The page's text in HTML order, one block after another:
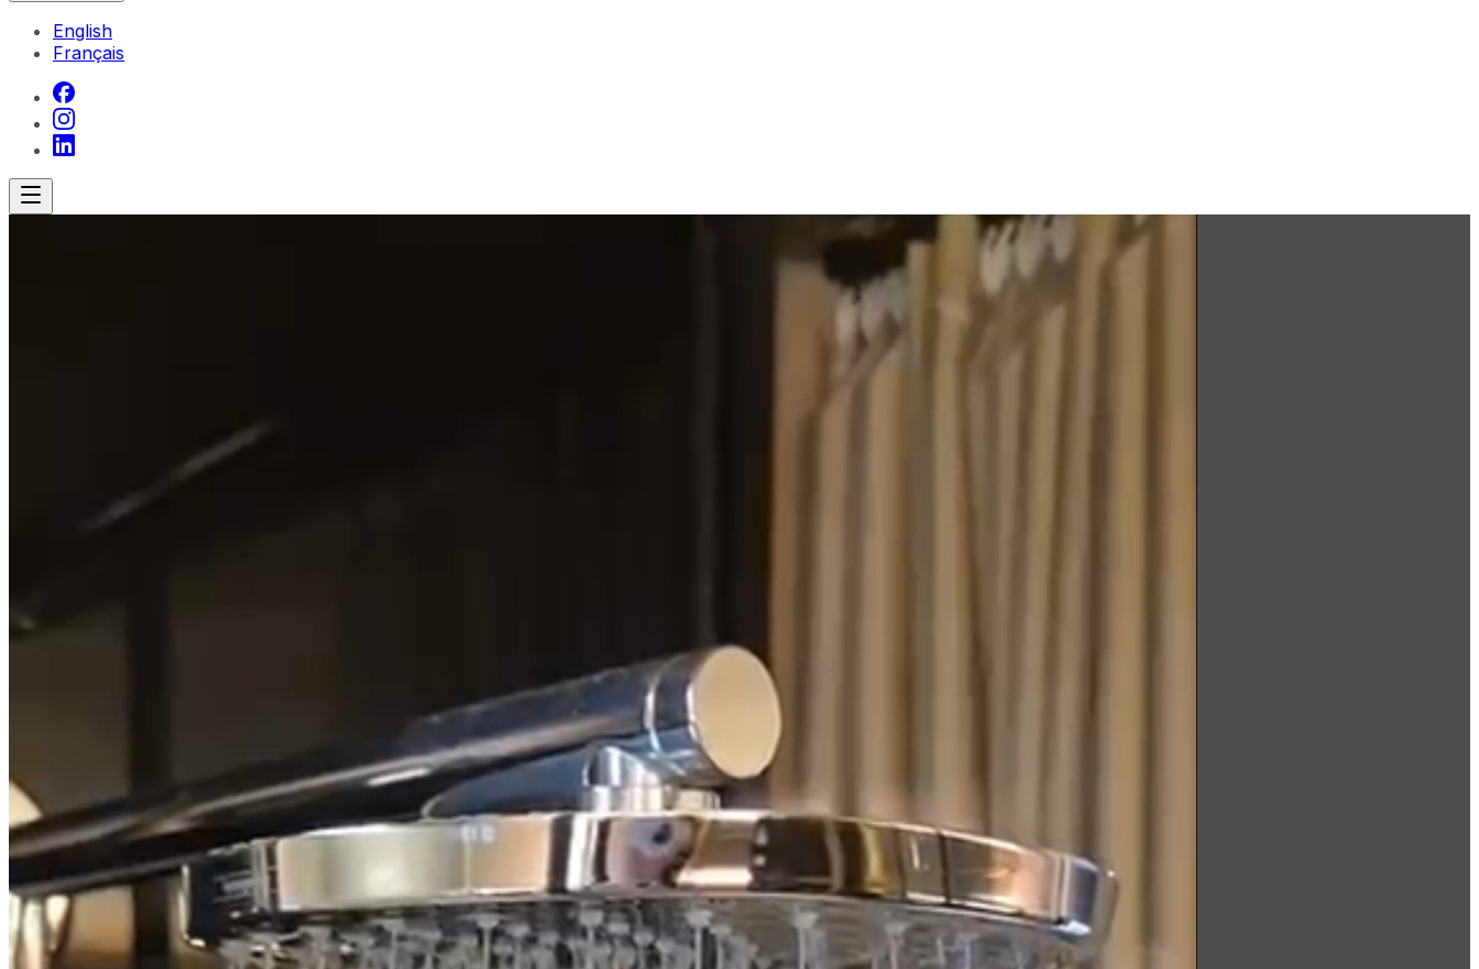
English
Français